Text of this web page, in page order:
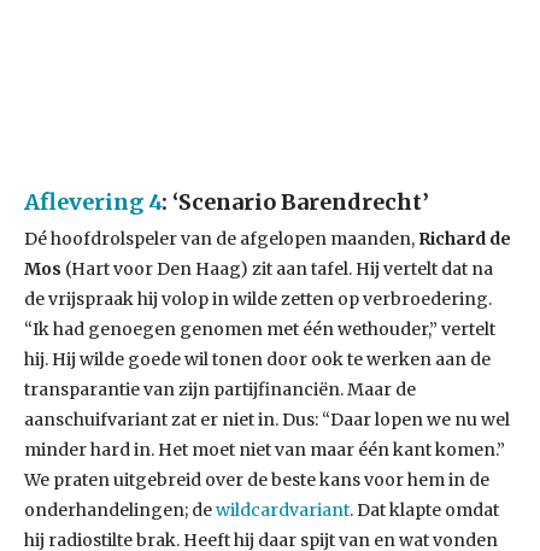
Aflevering 4: ‘Scenario Barendrecht’
Dé hoofdrolspeler van de afgelopen maanden, Richard de
Mos (Hart voor Den Haag) zit aan tafel. Hij vertelt dat na
de vrijspraak hij volop in wilde zetten op verbroedering.
“Ik had genoegen genomen met één wethouder,” vertelt
hij. Hij wilde goede wil tonen door ook te werken aan de
transparantie van zijn partijfinanciën. Maar de
aanschuifvariant zat er niet in. Dus: “Daar lopen we nu wel
minder hard in. Het moet niet van maar één kant komen.”
We praten uitgebreid over de beste kans voor hem in de
onderhandelingen; dewildcardvariant. Dat klapte omdat
hij radiostilte brak. Heeft hij daar spijt van en wat vonden